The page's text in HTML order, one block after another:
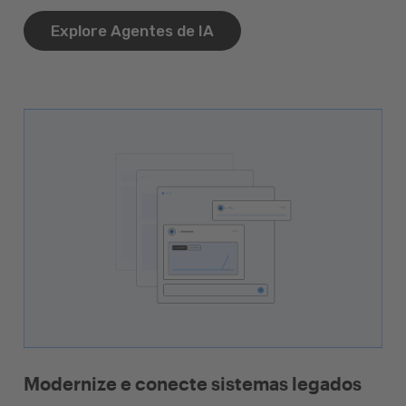
Explore Agentes de IA
Modernize e conecte sistemas legados